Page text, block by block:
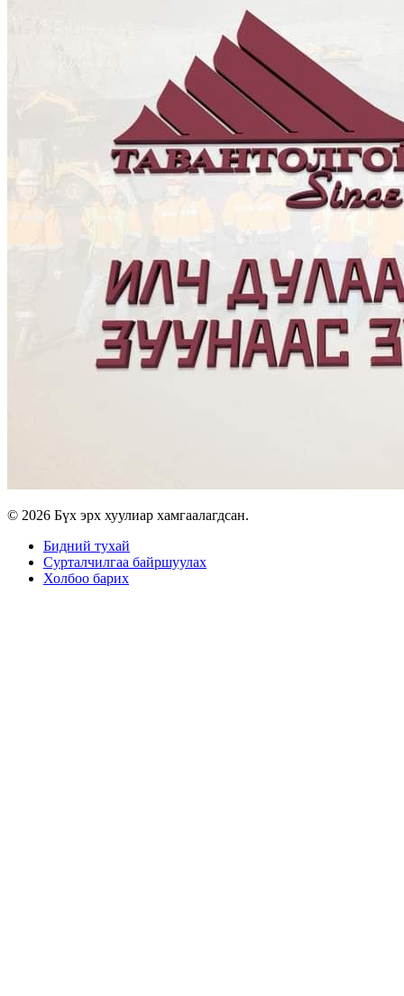
© 2026 Бүх эрх хуулиар хамгаалагдсан.
Бидний тухай
Сурталчилгаа байршуулах
Холбоо барих